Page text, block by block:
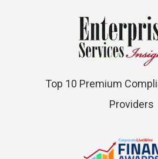
Top 10 Premium
Providers